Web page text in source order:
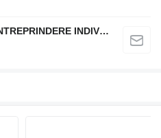
SZENTMIKLOSI ADALBERT ÎNTREPRINDERE INDIVIDUALĂ